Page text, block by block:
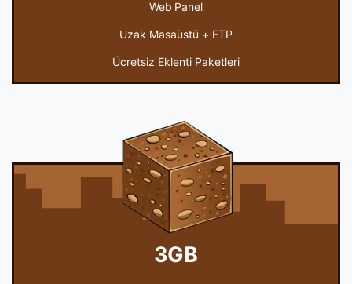
Web Panel
Uzak Masaüstü + FTP
Ücretsiz Eklenti Paketleri
3GB